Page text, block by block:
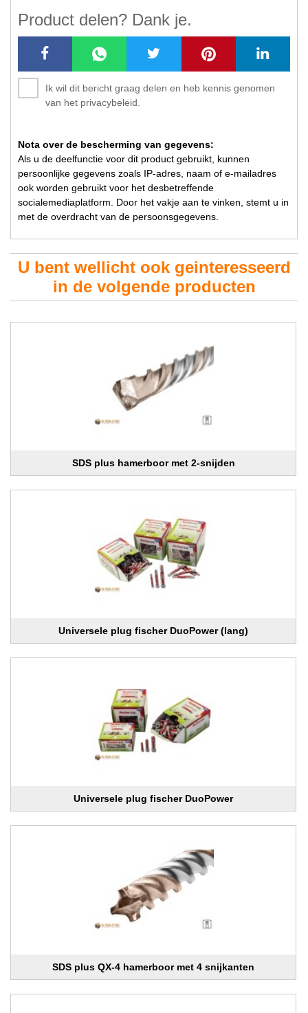
Product delen? Dank je.
Ik wil dit bericht graag delen en heb kennis genomen
van het privacybeleid.
Nota over de bescherming van gegevens:
Als u de deelfunctie voor dit product gebruikt, kunnen
persoonlijke gegevens zoals IP-adres, naam of e-mailadres
ook worden gebruikt voor het desbetreffende
socialemediaplatform. Door het vakje aan te vinken, stemt u in
met de overdracht van de persoonsgegevens.
U bent wellicht ook geinteresseerd
in de volgende producten
SDS plus hamerboor met 2-snijden
Universele plug fischer DuoPower (lang)
Universele plug fischer DuoPower
SDS plus QX-4 hamerboor met 4 snijkanten